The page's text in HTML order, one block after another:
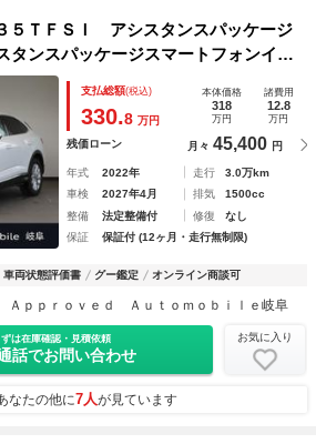
５ＴＦＳＩ アシスタンスパッケージ
タンスパッケージスマートフォンイン
支払総額(税込)
330.8 万円
本体価格
318
万円
諸費用
12.8
万円
残価ローン 月々 45,400 円
年式 2022年 走行
3.0万km
車検
2027年4月 排気
1500cc
整備
法定整備付 修復
なし
保証
保証付 (12ヶ月・走行無制限)
車両状態評価書 グー鑑定 オンライン商談可
Ａｐｐｒｏｖｅｄ Ａｕｔｏｍｏｂｉｌｅ岐阜
ずは在庫確認・見積依頼
話でお問い合わせ
お気に入り
なたの他に7人が見ています